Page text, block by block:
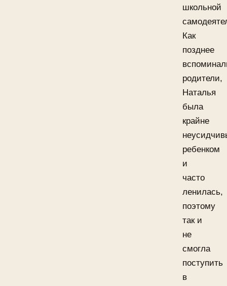
школьной
Как
позднее
родители,
Наталья
была
крайне
ребенком
и
часто
ленилась,
поэтому
так и
не
смогла
поступить
в